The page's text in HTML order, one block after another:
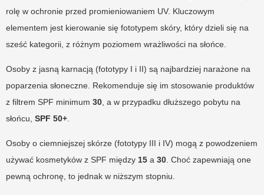
rolę w ochronie przed promieniowaniem UV. Kluczowym
elementem jest kierowanie się fototypem skóry, który dzieli się na
sześć kategorii, z różnym poziomem wrażliwości na słońce.
Osoby z jasną karnacją (fototypy I i II) są najbardziej narażone na
poparzenia słoneczne. Rekomenduje się im stosowanie produktów
z filtrem SPF minimum 30 , a w przypadku dłuższego pobytu na
słońcu, SPF 50+
Osoby o ciemniejszej skórze (fototypy III i IV) mogą z powodzeniem
używać kosmetyków z SPF między 15 a 30 . Choć zapewniają one
pewną ochronę, to jednak w niższym stopniu.